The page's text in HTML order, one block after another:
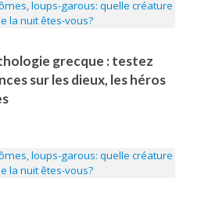
grecque : testez
sur les dieux, les héros